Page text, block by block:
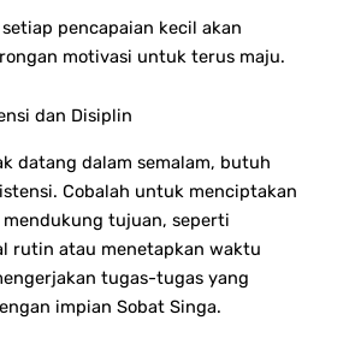
pencapaian kecil akan
motivasi untuk terus maju.
dan Disiplin
datang dalam semalam, butuh
Cobalah untuk menciptakan
mendukung tujuan, seperti
rutin atau menetapkan waktu
tugas-tugas yang
impian Sobat Singa.